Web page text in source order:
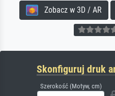
Zobacz w 3D / AR
Skonfiguruj druk
Szerokość (Motyw, cm)